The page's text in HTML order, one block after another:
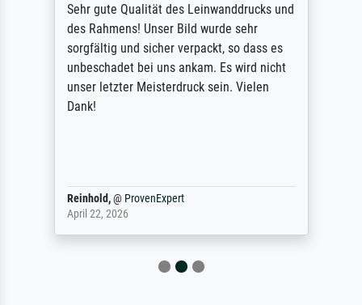
Sehr gute Qualität des Leinwanddrucks und
des Rahmens! Unser Bild wurde sehr
sorgfältig und sicher verpackt, so dass es
unbeschadet bei uns ankam. Es wird nicht
unser letzter Meisterdruck sein. Vielen
Dank!
Reinhold,@ ProvenExpert
April 22, 2026